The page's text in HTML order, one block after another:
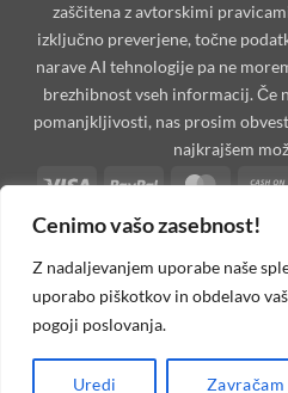
Cenimo vašo zasebnost!
Z nadaljevanjem uporabe naše
uporabo piškotkov in obdelavo
pogoji poslovanja.
Uredi Zavračam
zaščitena z avtorskimi
izključno preverjene, točne
narave AI tehnologije pa ne
brezhibnost vseh informacij. Če
pomanjkljivosti, nas prosim
najkrajšem
Visa
PayPal
Dinners DiscoverMaestro
Apple
Pay
Cash
on
Pickup
Credit
Card
MOJAoprema.com 2026 ©